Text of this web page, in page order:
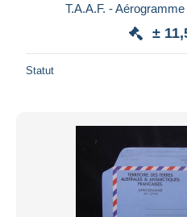
T.A.A.F. -
±
Statut